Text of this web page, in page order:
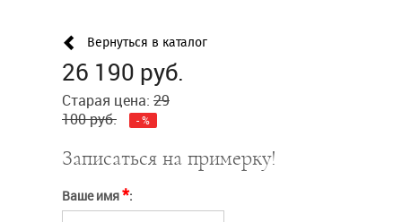
Вернуться в каталог
26 190 руб.
Старая цена: 29
100руб. -%
Записаться на примерку!
Ваше имя*:
"Отправить" вы
соглашаетесь с
условиями оферты